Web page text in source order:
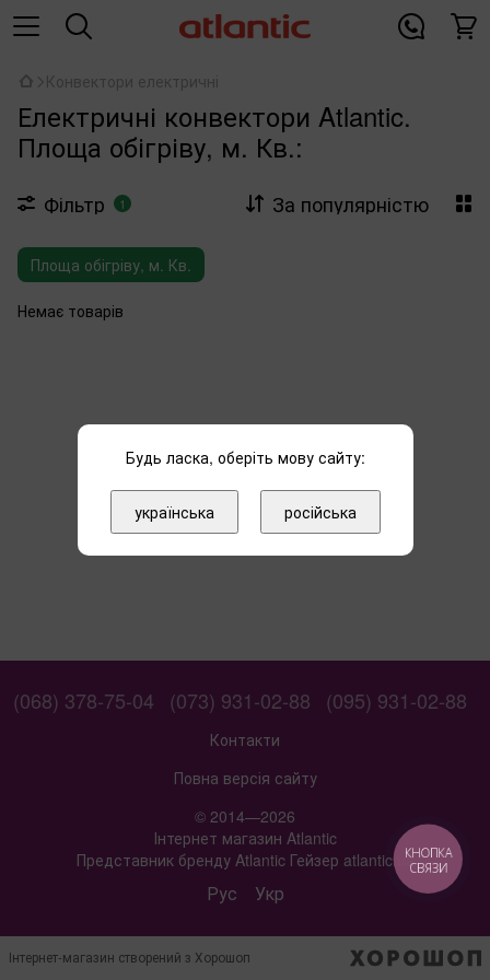
Конвектори електричні
Електричні конвектори Atlantic.
Площа обігріву, м. Кв.:
Фільтр 1 За популярністю
Площа обігріву, м. Кв.
Немає товарів
(068) 378-75-04 (073) 931-02-88 (095) 931-02-88
Контакти
Повна версія сайту
© 2014—2026
Інтернет магазин Atlantic
Представник бренду Atlantic Гейзер atlantic.ua
Рус Укр
Інтернет-магазин створений з Хорошоп
КНОПКА
СВЯЗИ
Будь ласка, оберіть мову сайту:
українська російська